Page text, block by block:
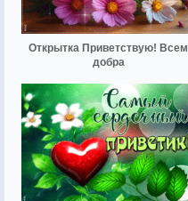
Открытка Приветствую! Всем
добра